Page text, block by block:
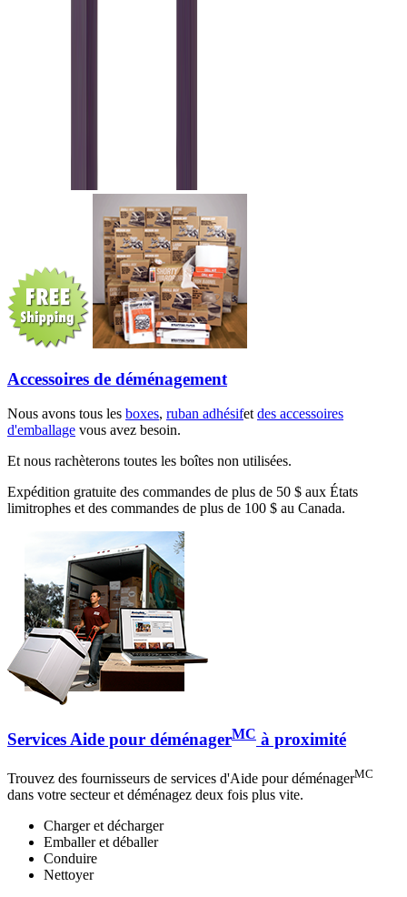
Accessoires de déménagement
Nous avons tous les boxes, ruban adhésifet des accessoires
d'emballage vous avez besoin.
Et nous rachèterons toutes les boîtes non utilisées.
Expédition gratuite des commandes de plus de 50 $ aux États
limitrophes et des commandes de plus de 100 $ au Canada.
Services Aide pour déménagerMC à proximité
Trouvez des fournisseurs de services d'Aide pour déménagerMC
dans votre secteur et déménagez deux fois plus vite.
Charger et décharger
Emballer et déballer
Conduire
Nettoyer